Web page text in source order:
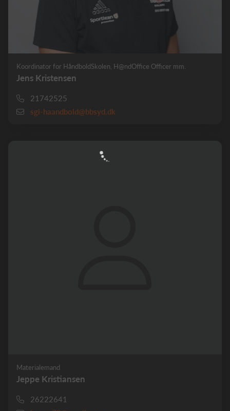
Koordinator for HåndboldSkolen, H@ndOffice Officer mm.
Jens Kristensen
21742525
sgi-haandbold@bbsyd.dk
Materialemand
Jeppe Kristiansen
26222641